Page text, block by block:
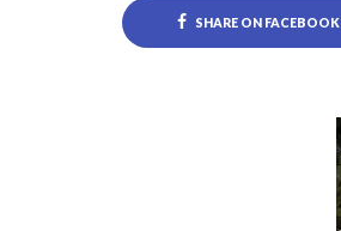
SHARE ON FACEBOOK